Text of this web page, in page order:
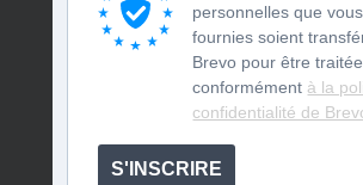
personnelles que
fournies soient
Brevo pour être
conformément à la
confidentialité de
S'INSCRIRE